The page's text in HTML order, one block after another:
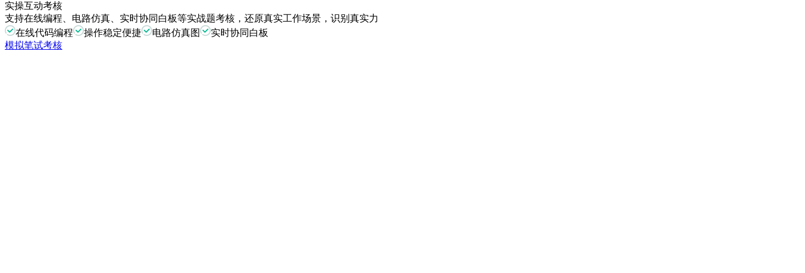
实操互动考核
支持在线编程、电路仿真、实时协同白板等实战题考核，还原真实工作场景，识别真实力
在线代码编程
操作稳定便捷 电路仿真图
实时协同白板
模拟笔试考核